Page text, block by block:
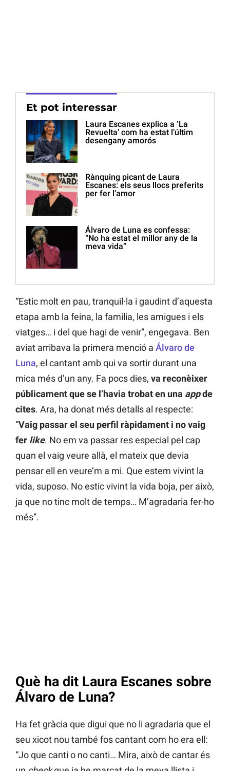
Et pot interessar
Laura Escanes explica a ‘La
Revuelta’ com ha estat l’últim
desengany amorós
Rànquing picant de Laura
Escanes: els seus llocs preferits
per fer l’amor
Álvaro de Luna es confessa:
“No ha estat el millor any de la
meva vida”
“Estic molt en pau, tranquil·la i gaudint d’aquesta
etapa amb la feina, la família, les amigues i els
viatges… i del que hagi de venir”, engegava. Ben
aviat arribava la primera menció a Álvaro de
Luna, el cantant amb qui va sortir durant una
mica més d’un any. Fa pocs dies, va reconèixer
públicament que se l’havia trobat en una appde
cites. Ara, ha donat més detalls al respecte:
“Vaig passar el seu perfil ràpidament i no vaig
fer like. No em va passar res especial pel cap
quan el vaig veure allà, el mateix que devia
pensar ell en veure’m a mi. Que estem vivint la
vida, suposo. No estic vivint la vida boja, per això,
ja que no tinc molt de temps… M’agradaria fer-ho
més”.
Què ha dit Laura Escanes sobre
Álvaro de Luna?
Ha fet gràcia que digui que no li agradaria que el
seu xicot nou també fos cantant com ho era ell:
“Jo que canti o no canti… Mira, això de cantar és